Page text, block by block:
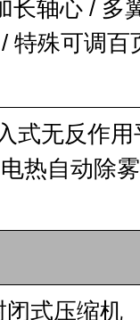
长轴心 / 多
特殊可调百
式无反作
热自动除
闭式压缩机